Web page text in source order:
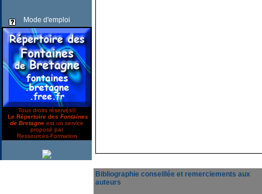
Mode d'emploi
Tous droits réservés©
Le Répertoire des Fontaines
de Bretagne est un service
proposé par
Ressources-Formation
Bibliographie conseillée et remerciements aux
auteurs